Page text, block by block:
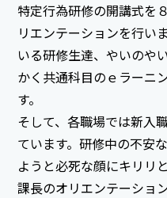
特定行為研修の開講式を
リエンテーションを行い
いる研修生達、やいのや
かく共通科目のｅラーニ
す。
そして、各職場では新入
ています。研修中の不安
ようと必死な顔にキリリ
課長のオリエンテーショ